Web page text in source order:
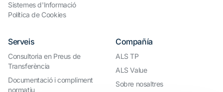
Sistemes d'Informació
Política de Cookies
Serveis
Consultoria en Preus de
Transferència
Documentació i compliment
normatiu
Compañía
ALS TP
ALS Value
Sobre nosaltres